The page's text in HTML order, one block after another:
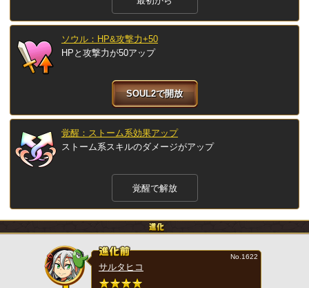
ソウル：HP&攻撃力+50
HPと攻撃力が50アップ
SOUL2で開放
覚醒：ストーム系効果アップ
ストーム系スキルのダメージがアップ
覚醒で解放
サルタヒコ
No.1622